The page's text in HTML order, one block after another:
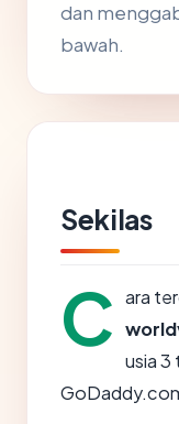
dan
bawah.
Sekilas
C ara
usia 3